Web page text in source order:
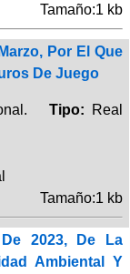
Tamaño:1 kb
Por El Que
De Juego
Tipo:
Real
Tamaño:1 kb
2023, De La
Ambiental Y